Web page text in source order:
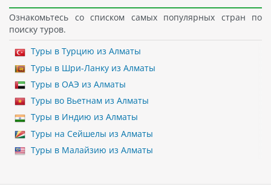
Ознакомьтесь со списком самых популярных стран по
поиску туров.
Туры в Турцию из Алматы
Туры в Шри-Ланку из Алматы
Туры в ОАЭ из Алматы
Туры во Вьетнам из Алматы
Туры в Индию из Алматы
Туры на Сейшелы из Алматы
Туры в Малайзию из Алматы